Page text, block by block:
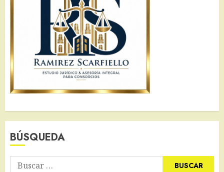
BÚSQUEDA
Buscar: